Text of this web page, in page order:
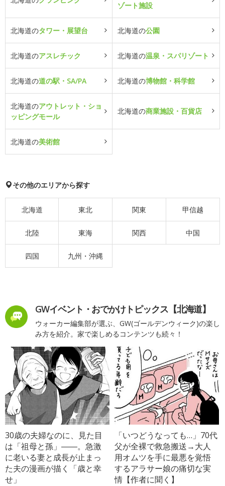
ゾート施設
北海道のタワー・展望台 北海道の公園
北海道のアスレチック 北海道の温泉・スパリゾート
北海道の道の駅・SA/PA 北海道の博物館・科学館
北海道のアウトレット・ショ
ッピングモール
北海道の商業施設・百貨店
北海道の美術館
その他のエリアから探す
北海道 東北 関東 甲信越
北陸 東海 関西 中国
四国 九州・沖縄
GWイベント・おでかけトピックス【北海道】
ウォーカー編集部が選ぶ、GW(ゴールデンウィーク)の楽し
み方を紹介。家で楽しめるコンテンツも続々！
30歳の夫婦なのに、見た目
は「祖母と孫」――。急激
に老いる妻と成長が止まっ
た夫の漫画が描く「歳と幸
せ」
「いつどうなっても…」70代
父が全裸で救急搬送→大人
用オムツを手に最悪を覚悟
するアラサー娘の痛切な実
情【作者に聞く】